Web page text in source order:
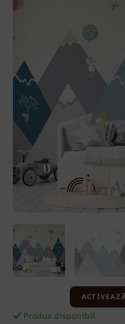
Produs disponibil